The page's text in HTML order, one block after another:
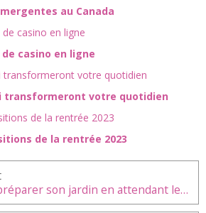
au Canada
casino en ligne
transformeront votre quotidien
de la rentrée 2023
Des astuces pour préparer son jardin en attendant les beaux jours